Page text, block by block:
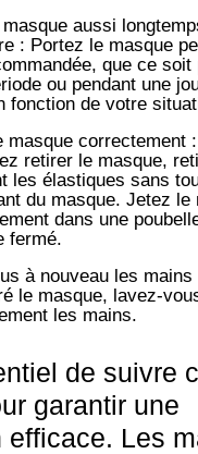
aussi
: Portez le masque
que ce soit
ou pendant une
fonction de votre
masque correctement
retirer le masque,
les élastiques sans
du masque. Jetez le
dans une
fermé.
à nouveau les mains
le masque, lavez-
les mains.
de suivre
garantir une
efficace. Les